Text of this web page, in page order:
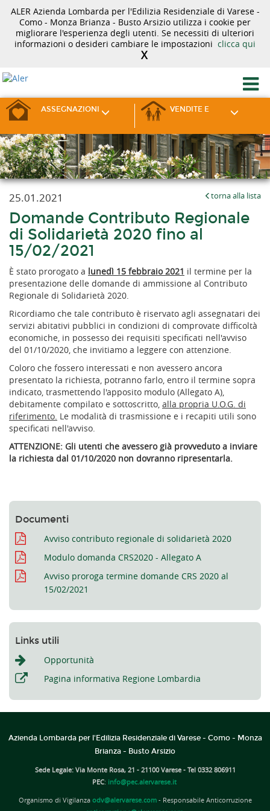
ALER Azienda Lombarda per l'Edilizia Residenziale di Varese -
Como - Monza Brianza - Busto Arsizio utilizza i cookie per
migliorare l'esperienza degli utenti. Se necessiti di ulteriori
informazioni o desideri cambiare le impostazioni clicca qui
X
ASSEGNAZIONI VENDITE E
25.01.2021 torna alla lista
Domande Contributo Regionale
di Solidarietà 2020 fino al
15/02/2021
È stato prorogato a lunedì 15 febbraio 2021 il termine per la
presentazione delle domande di ammissione al Contributo
Regionale di Solidarietà 2020.
Ricordiamo che tale contributo è riservato agli assegnatari dei
servizi abitativi pubblici in condizioni di comprovate difficoltà
economiche, in possesso dei requisiti specificati nell'avviso
del 01/10/2020, che invitiamo a leggere con attenzione.
Coloro che fossero interessati e non avessero ancora
presentato la richiesta, potranno farlo, entro il termine sopra
indicato, trasmettendo l'apposito modulo (Allegato A),
debitamente compilato e sottoscritto, alla propria U.O.G. di
riferimento. Le modalità di trasmissione e i recapiti utili sono
specificati nell'avviso.
ATTENZIONE: Gli utenti che avessero già provveduto a inviare
la richiesta dal 01/10/2020 non dovranno ripresentarla.
Documenti
Avviso contributo regionale di solidarietà 2020
Modulo domanda CRS2020 - Allegato A
Avviso proroga termine domande CRS 2020 al
15/02/2021
Links utili
Opportunità
Pagina informativa Regione Lombardia
Azienda Lombarda per l'Edilizia Residenziale di Varese - Como - Monza
Brianza - Busto Arsizio
Sede Legale: Via Monte Rosa, 21 - 21100 Varese - Tel 0332 806911
PEC: info@pec.alervarese.it
Organismo di Vigilanza odv@alervarese.com- Responsabile Anticorruzione